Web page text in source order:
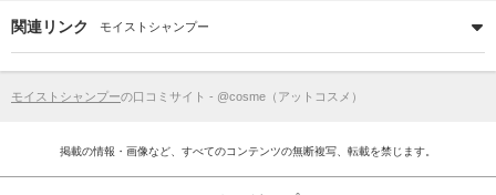
関連リンク モイストシャンプー
モイストシャンプーの口コミサイト - @cosme（アットコスメ）
掲載の情報・画像など、すべてのコンテンツの無断複写、転載を禁じます。